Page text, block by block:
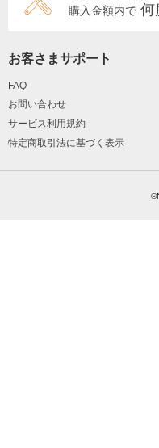
購入金額内で 何
お客さまサポート
FAQ
お問い合わせ
サービス利用規約
特定商取引法に基づく表示